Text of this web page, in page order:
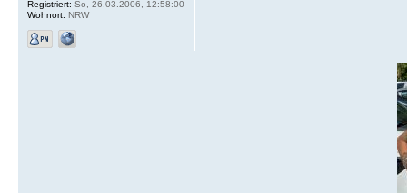
Registriert: So, 26.03.2006, 12:58:00
Wohnort: NRW